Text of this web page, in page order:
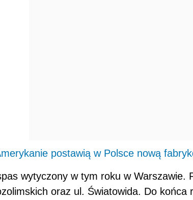
postawią w Polsce nową
wytyczony w tym roku w Warszawie.
oraz ul. Światowida. Do końca